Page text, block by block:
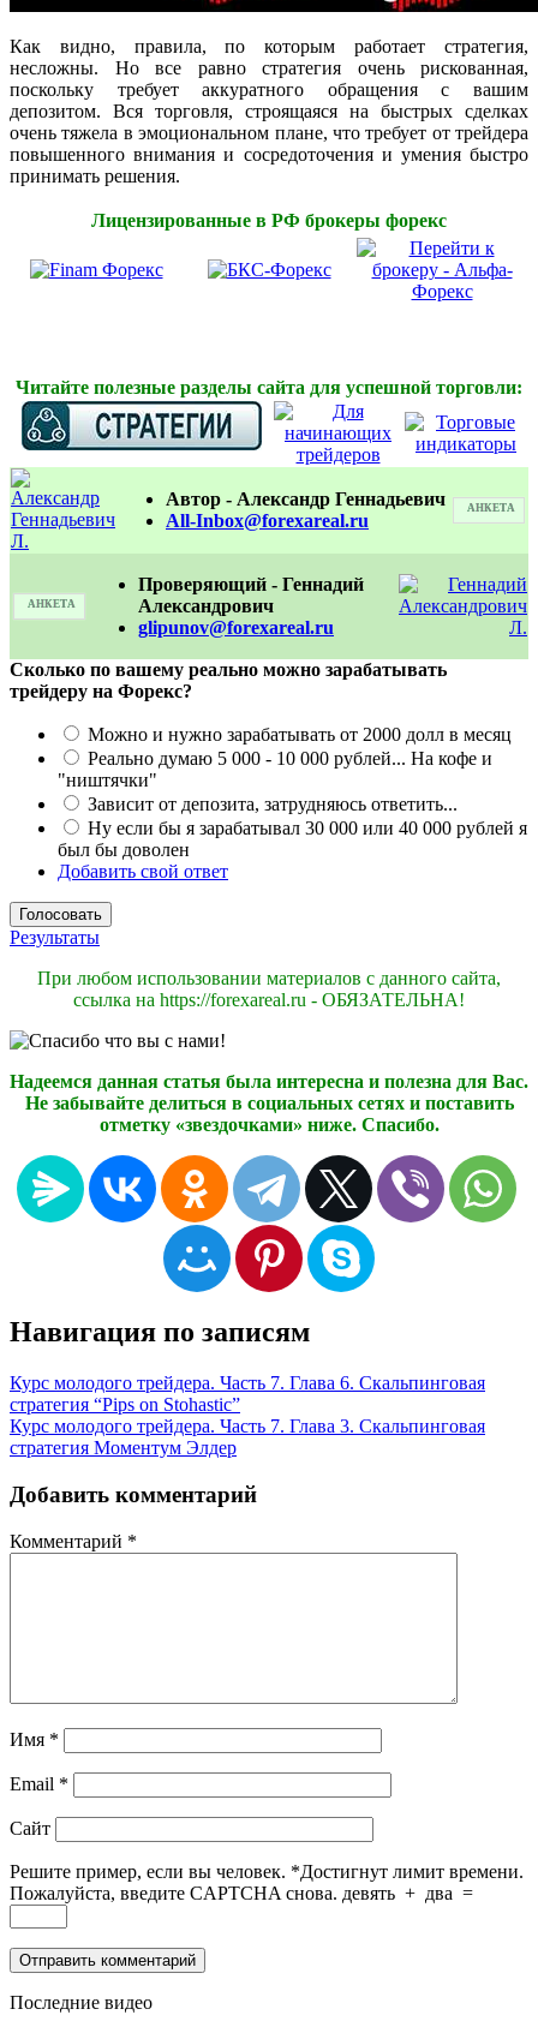
Как видно, правила, по которым работает стратегия,
несложны. Но все равно стратегия очень рискованная,
поскольку требует аккуратного обращения с вашим
депозитом. Вся торговля, строящаяся на быстрых сделках
очень тяжела в эмоциональном плане, что требует от трейдера
повышенного внимания и сосредоточения и умения быстро
принимать решения.
Лицензированные в РФ брокеры форекс
Читайте полезные разделы сайта для успешной торговли:
Автор - Александр Геннадьевич
All-Inbox@forexareal.ru
АНКЕТА
АНКЕТА
Проверяющий - Геннадий
Александрович
glipunov@forexareal.ru
Сколько по вашему реально можно зарабатывать
трейдеру на Форекс?
Можно и нужно зарабатывать от 2000 долл в месяц
Реально думаю 5 000 - 10 000 рублей... На кофе и
"ништячки"
Зависит от депозита, затрудняюсь ответить...
Ну если бы я зарабатывал 30 000 или 40 000 рублей я
был бы доволен
Добавить свой ответ
Результаты
При любом использовании материалов с данного сайта,
ссылка на https://forexareal.ru - ОБЯЗАТЕЛЬНА!
Надеемся данная статья была интересна и полезна для Вас.
Не забывайте делиться в социальных сетях и поставить
отметку «звездочками» ниже. Спасибо.
Навигация по записям
Курс молодого трейдера. Часть 7. Глава 6. Скальпинговая
стратегия “Pips on Stohastic”
Курс молодого трейдера. Часть 7. Глава 3. Скальпинговая
стратегия Моментум Элдер
Добавить комментарий
Комментарий *
Имя *
Email *
Сайт
Решите пример, если вы человек. *Достигнут лимит времени.
Пожалуйста, введите CAPTCHA снова. девять + два =
Последние видео